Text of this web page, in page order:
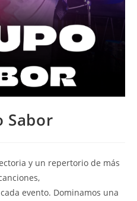
Sabor
y un repertorio de más
evento. Dominamos una